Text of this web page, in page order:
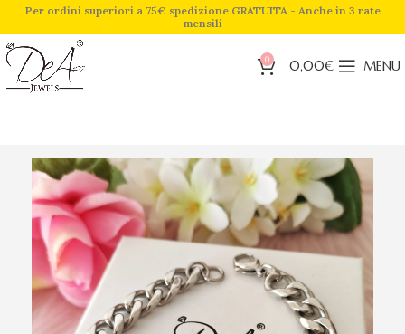
Per ordini superiori a 75€ spedizione GRATUITA - Anche in 3 rate
mensili
0 0,00€ MENU